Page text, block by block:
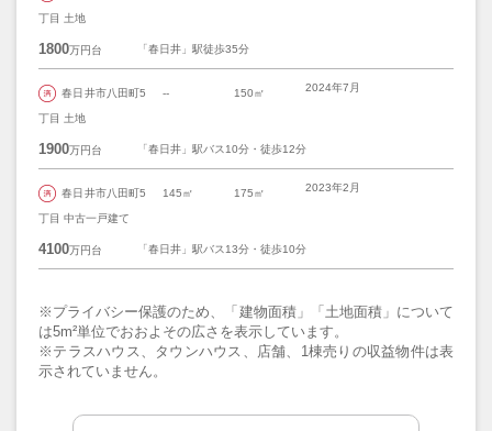
丁目 土地
1800万円台 「春日井」駅徒歩35分
春日井市八田町5
丁目 土地
2024年7月
1900万円台
-- 150㎡
「春日井」駅バス10分・徒歩12分
春日井市八田町5
丁目 中古一戸建て
2023年2月
4100万円台
145㎡ 175㎡
「春日井」駅バス13分・徒歩10分
※プライバシー保護のため、「建物面積」「土地面積」について
は5m²単位でおおよその広さを表示しています。
※テラスハウス、タウンハウス、店舗、1棟売りの収益物件は表
示されていません。